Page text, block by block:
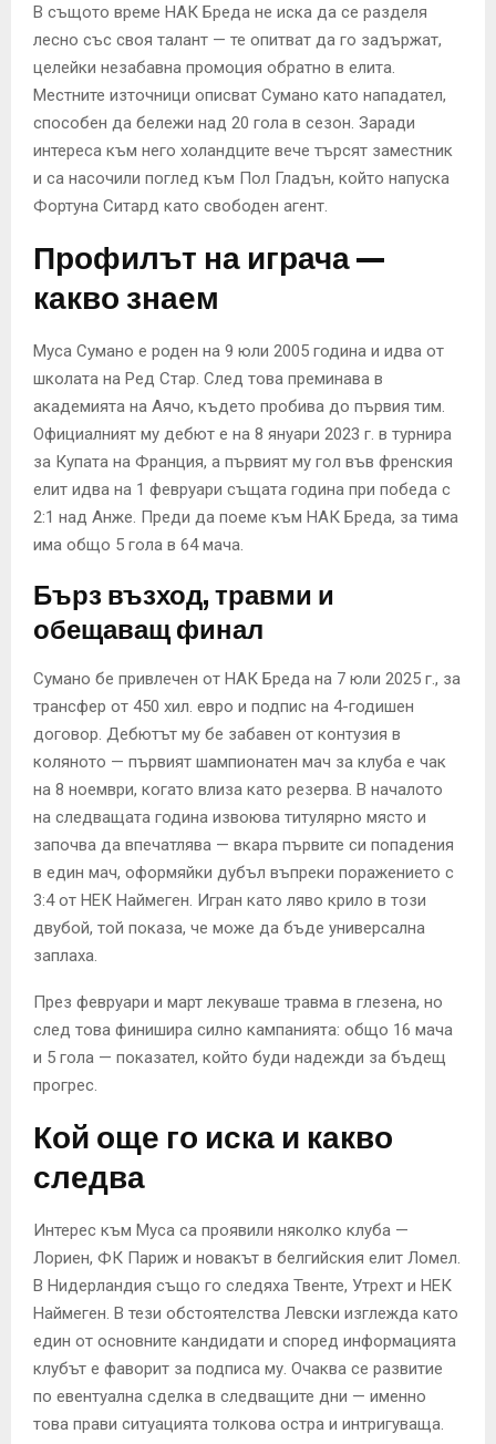
В същото време НАК Бреда не иска да се разделя
лесно със своя талант — те опитват да го задържат,
целейки незабавна промоция обратно в елита.
Местните източници описват Сумано като нападател,
способен да бележи над 20 гола в сезон. Заради
интереса към него холандците вече търсят заместник
и са насочили поглед към Пол Гладън, който напуска
Фортуна Ситард като свободен агент.
Профилът на играча —
какво знаем
Муса Сумано е роден на 9 юли 2005 година и идва от
школата на Ред Стар. След това преминава в
академията на Аячо, където пробива до първия тим.
Официалният му дебют е на 8 януари 2023 г. в турнира
за Купата на Франция, а първият му гол във френския
елит идва на 1 февруари същата година при победа с
2:1 над Анже. Преди да поеме към НАК Бреда, за тима
има общо 5 гола в 64 мача.
Бърз възход, травми и
обещаващ финал
Сумано бе привлечен от НАК Бреда на 7 юли 2025 г., за
трансфер от 450 хил. евро и подпис на 4-годишен
договор. Дебютът му бе забавен от контузия в
коляното — първият шампионатен мач за клуба е чак
на 8 ноември, когато влиза като резерва. В началото
на следващата година извоюва титулярно място и
започва да впечатлява — вкара първите си попадения
в един мач, оформяйки дубъл въпреки поражението с
3:4 от НЕК Наймеген. Игран като ляво крило в този
двубой, той показа, че може да бъде универсална
заплаха.
През февруари и март лекуваше травма в глезена, но
след това финишира силно кампанията: общо 16 мача
и 5 гола — показател, който буди надежди за бъдещ
прогрес.
Кой още го иска и какво
следва
Интерес към Муса са проявили няколко клуба —
Лориен, ФК Париж и новакът в белгийския елит Ломел.
В Нидерландия също го следяха Твенте, Утрехт и НЕК
Наймеген. В тези обстоятелства Левски изглежда като
един от основните кандидати и според информацията
клубът е фаворит за подписа му. Очаква се развитие
по евентуална сделка в следващите дни — именно
това прави ситуацията толкова остра и интригуваща.